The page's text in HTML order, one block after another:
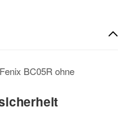
BC05R ohne